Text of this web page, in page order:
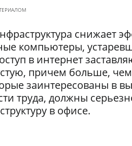
снижает
компьютеры,
в интернет
причем больше,
заинтересованы в
труда, должны
в офисе.